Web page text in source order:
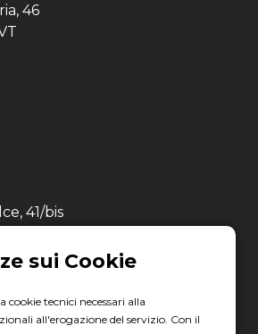
46
41/bis
cookie tecnici necessari alla
all'erogazione del servizio. Con il